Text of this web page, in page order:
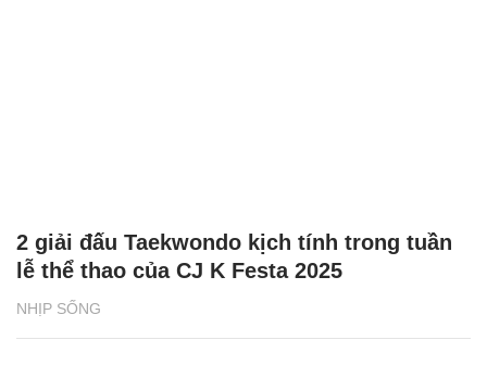
NHỊP SỐNG
2 giải đấu Taekwondo kịch tính trong tuần
lễ thể thao của CJ K Festa 2025